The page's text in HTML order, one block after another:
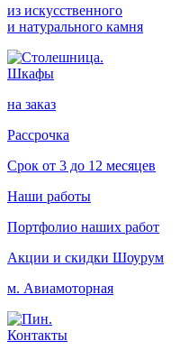
из искусственного
и натурального камня
Шкафы
на заказ
Рассрочка
Срок от 3 до 12 месяцев
Наши работы
Портфолио наших работ
Акции и скидки Шоурум
м. Авиамоторная
Контакты